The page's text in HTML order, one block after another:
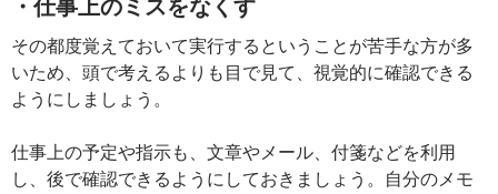
・仕事上のミスをなくす
その都度覚えておいて実行するということが苦手な方が多
いため、頭で考えるよりも目で見て、視覚的に確認できる
ようにしましょう。
仕事上の予定や指示も、文章やメール、付箋などを利用
し、後で確認できるようにしておきましょう。自分のメモ